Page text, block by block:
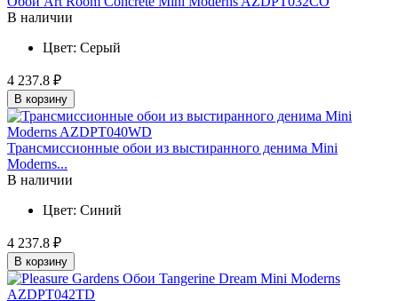
В наличии
Цвет: Серый
4 237.8 ₽
В корзину
Трансмиссионные обои из выстиранного денима Mini
Moderns...
В наличии
Цвет: Синий
4 237.8 ₽
В корзину